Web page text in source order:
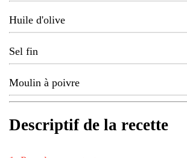
Huile d'olive
Sel fin
Moulin à poivre
Descriptif de la recette